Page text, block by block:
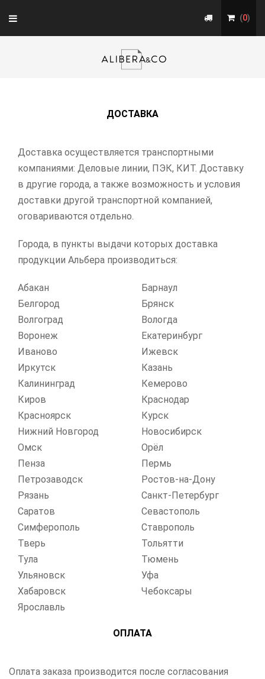
Toggle
navigation
(0)
ДОСТАВКА
Доставка осуществляется транспортными
компаниями: Деловые линии, ПЭК, КИТ. Доставку
в другие города, а также возможность и условия
доставки другой транспортной компанией,
оговариваются отдельно.
Города, в пункты выдачи которых доставка
продукции Альбера производиться:
Абакан
Барнаул
Белгород
Брянск
Волгоград
Вологда
Воронеж
Екатеринбург
Иваново
Ижевск
Иркутск
Казань
Калининград
Кемерово
Киров
Краснодар
Красноярск
Курск
Нижний Новгород
Новосибирск
Омск
Орёл
Пенза
Пермь
Петрозаводск
Ростов-на-Дону
Рязань
Санкт-Петербург
Саратов
Севастополь
Симферополь
Ставрополь
Тверь
Тольятти
Тула
Тюмень
Ульяновск
Уфа
Хабаровск
Чебоксары
Ярославль
ОПЛАТА
Оплата заказа производится после согласования